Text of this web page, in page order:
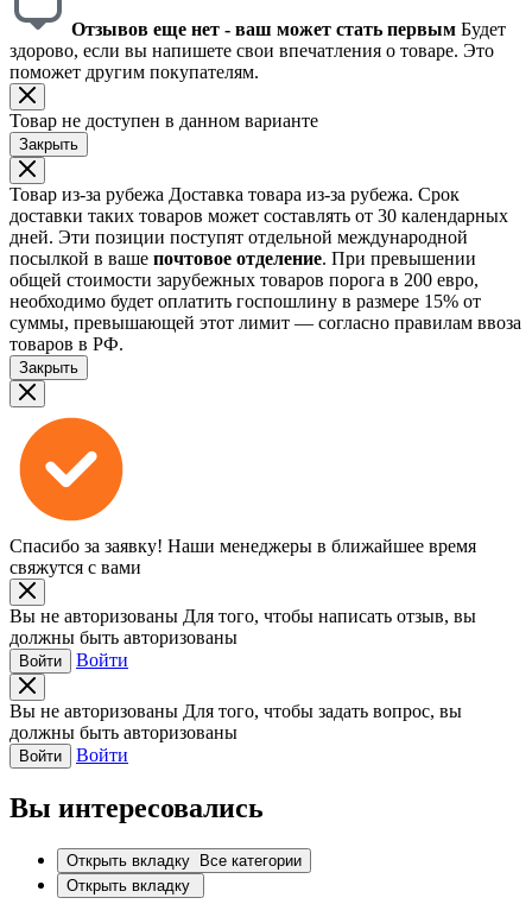
Отзывов еще нет - ваш может стать первым Будет
здорово, если вы напишете свои впечатления о товаре. Это
поможет другим покупателям.
Товар не доступен в данном варианте
Закрыть
Товар из-за рубежа Доставка товара из-за рубежа. Срок
доставки таких товаров может составлять от 30 календарных
дней. Эти позиции поступят отдельной международной
посылкой в ваше почтовое отделение. При превышении
общей стоимости зарубежных товаров порога в 200 евро,
необходимо будет оплатить госпошлину в размере 15% от
суммы, превышающей этот лимит — согласно правилам ввоза
товаров в РФ.
Закрыть
Спасибо за заявку! Наши менеджеры в ближайшее время
свяжутся с вами
Вы не авторизованы Для того, чтобы написать отзыв, вы
должны быть авторизованы
Войти Войти
Вы не авторизованы Для того, чтобы задать вопрос, вы
должны быть авторизованы
Войти Войти
Вы интересовались
Открыть вкладку Все категории
Открыть вкладку